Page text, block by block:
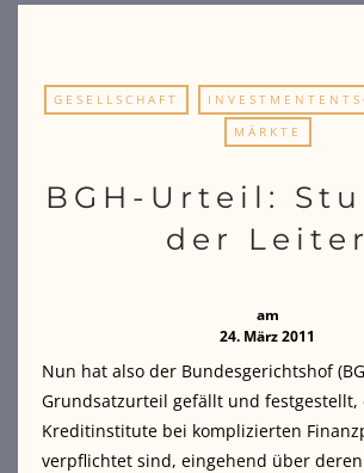
GESELLSCHAFT
MÄRKTE
BGH-Urteil:
der Leiter
am
24. März 2011
Nun hat also der Bundesgerichtshof
Grundsatzurteil gefällt und festgestellt,
Kreditinstitute bei komplizierten
verpflichtet sind, eingehend über deren